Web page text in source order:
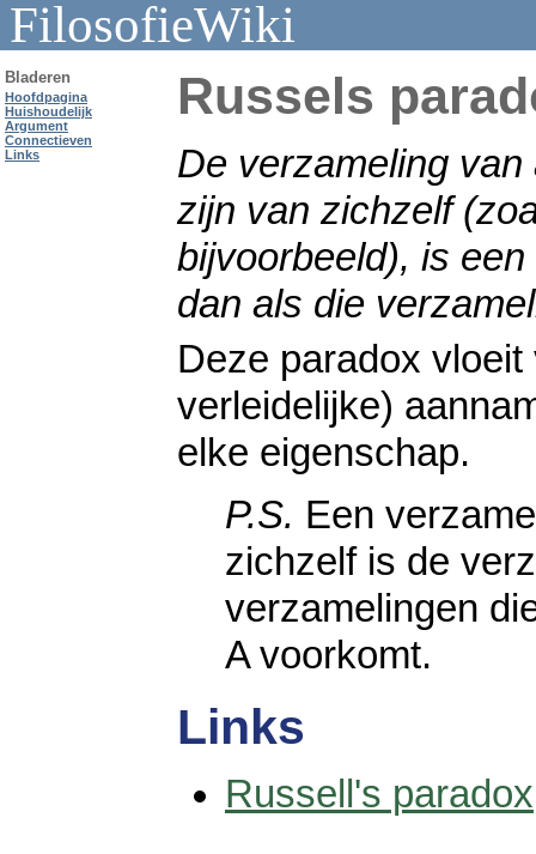
FilosofieWiki
Russels
De verzameling
zijn van zichzelf
bijvoorbeeld), is
dan als die
Deze paradox
verleidelijke)
elke eigenschap.
P.S. Een
zichzelf is de
verzamelingen
A voorkomt.
Links
Russell's paradox
Bladeren
Hoofdpagina
Huishoudelijk
Argument
Connectieven
Links